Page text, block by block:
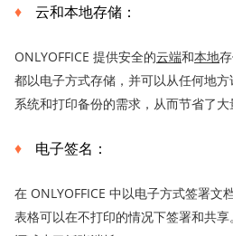
云和本地存储：
ONLYOFFICE 提供安全的云端和本地
都以电子方式存储，并可以从任何地
系统和打印备份的需求，从而节省了大
电子签名：
在 ONLYOFFICE 中以电子方式签署文
表格可以在不打印的情况下签署和共享